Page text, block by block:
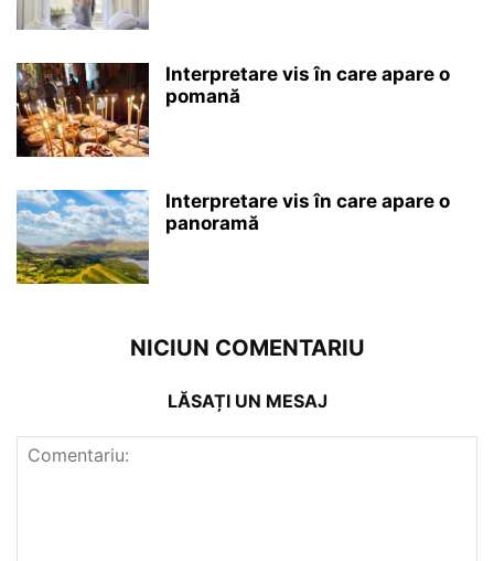
Interpretare vis în care apare o
pomană
Interpretare vis în care apare o
panoramă
NICIUN COMENTARIU
LĂSAȚI UN MESAJ